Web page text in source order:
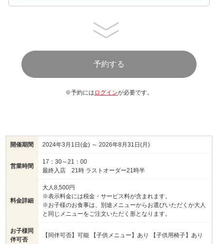
※予約には ログインが必要です。
開催期間 2024年3月1日(金) ～ 2026年8月31日(月)
営業時間
17：30～21：00
最終入店 21時 ラストオーダー21時半
料金詳細
大人8,500円
※表示料金には税金・サービス料が含まれます。
※お子様のお食事は、別途メニューからお選びいただくか大人
と同じメニューをご注文いただく形となります。
お子様同
伴可否
【同伴可否】可能 【子供メニュー】あり 【子供用椅子】あり